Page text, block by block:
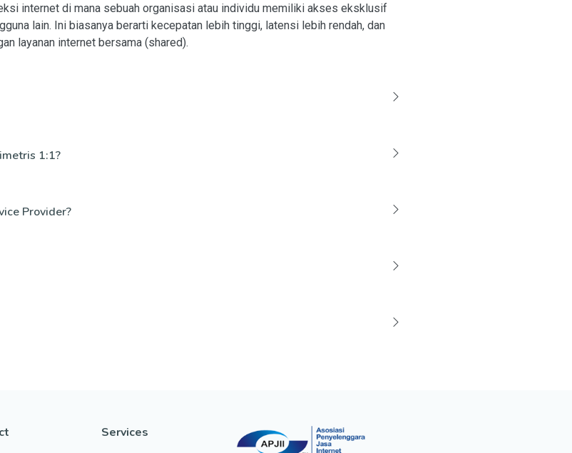
internet di mana sebuah organisasi atau individu memiliki akses eksklusif
lain. Ini biasanya berarti kecepatan lebih tinggi, latensi lebih rendah, dan
layanan internet bersama (shared).
1:1?
Provider?
Services